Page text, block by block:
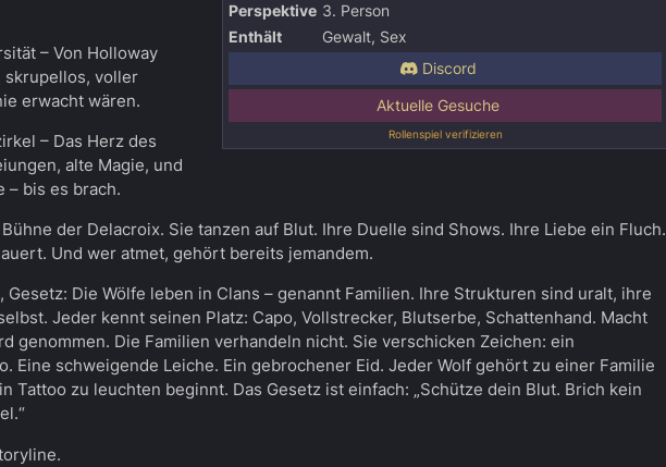
Perspektive 3. Person
Enthält
Gewalt, Sex
Discord
Aktuelle Gesuche
Rollenspiel verifizieren
– Von Holloway
skrupellos, voller
erwacht wären.
– Das Herz des
alte Magie, und
– bis es brach.
der Delacroix. Sie tanzen auf Blut. Ihre Duelle sind Shows. Ihre Liebe ein Fluch.
Und wer atmet, gehört bereits jemandem.
Gesetz: Die Wölfe leben in Clans – genannt Familien. Ihre Strukturen sind uralt, ihre
Jeder kennt seinen Platz: Capo, Vollstrecker, Blutserbe, Schattenhand. Macht
genommen. Die Familien verhandeln nicht. Sie verschicken Zeichen: ein
Eine schweigende Leiche. Ein gebrochener Eid. Jeder Wolf gehört zu einer Familie
Tattoo zu leuchten beginnt. Das Gesetz ist einfach: „Schütze dein Blut. Brich kein